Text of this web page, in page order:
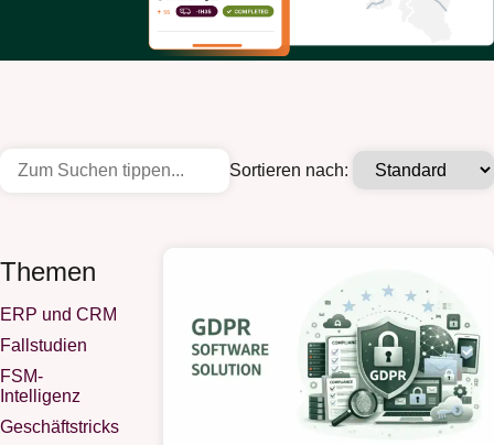
Sortieren nach:
Themen
ERP und CRM
Fallstudien
FSM-
Intelligenz
Geschäftstricks